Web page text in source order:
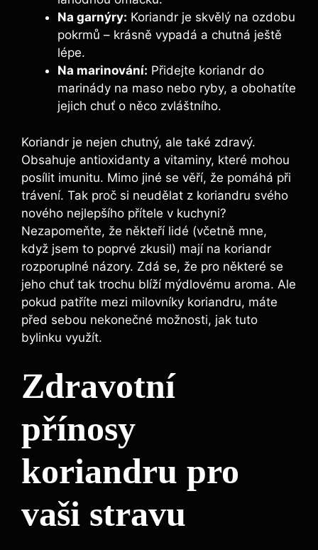
Na garnýry: Koriandr je skvělý na ozdobu
pokrmů – krásně vypadá a chutná ještě
lépe.
Na marinování: Přidejte koriandr do
marinády na maso nebo ryby, a obohatíte
jejich chuť o něco zvláštního.
Koriandr je nejen chutný, ale také zdravý.
Obsahuje antioxidanty a vitaminy, které mohou
posílit imunitu. Mimo jiné se věří, že pomáhá při
trávení. Tak proč si neudělat z koriandru svého
nového nejlepšího přítele v kuchyni?
Nezapomeňte, že někteří lidé (včetně mne,
když jsem to poprvé zkusil) mají na koriandr
rozporuplné názory. Zdá se, že pro některé se
jeho chuť tak trochu blíží mýdlovému aroma. Ale
pokud patříte mezi milovníky koriandru, máte
před sebou nekonečné možnosti, jak tuto
bylinku využít.
Zdravotní
přínosy
koriandru pro
vaši stravu